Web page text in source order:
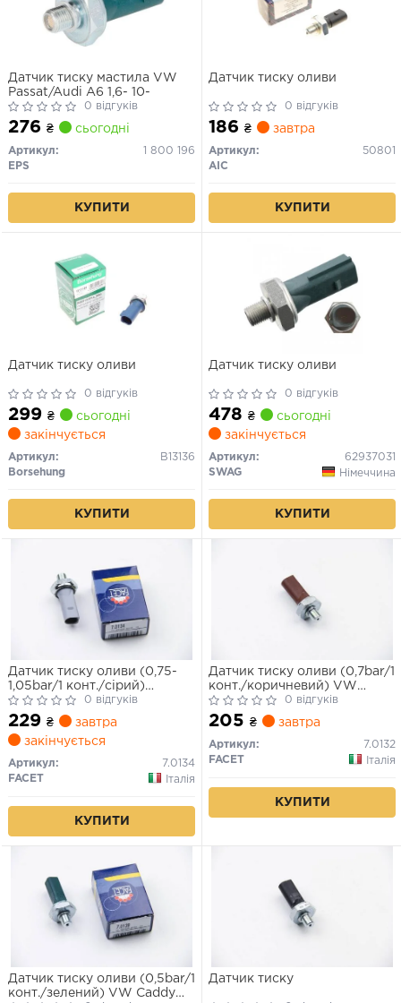
Датчик тиску мастила VW
Passat/Audi A6 1,6- 10-
0 відгуків
276 ₴ сьогодні
Артикул:
1 800 196
EPS
КУПИТИ
Датчик тиску оливи
0 відгуків
186 ₴ завтра
Артикул:
50801
AIC
КУПИТИ
Датчик тиску оливи
0 відгуків
299 ₴
сьогодні
закінчується
Артикул:
B13136
Borsehung
КУПИТИ
Датчик тиску оливи
0 відгуків
478 ₴
сьогодні
закінчується
Артикул:
62937031
SWAG
Німеччина
КУПИТИ
Датчик тиску оливи (0,75-
1,05bar/1 конт./сірий)
SUPERB/CADDY II 1.8-2.5D
95-08
0 відгуків
229 ₴
завтра
закінчується
Артикул:
7.0134
FACET
Італія
КУПИТИ
Датчик тиску оливи (0,7bar/1
конт./коричневий) VW
T4/Golf IV 1.2-2.5 TDI 92-10
0 відгуків
205 ₴ завтра
Артикул:
7.0132
FACET
Італія
КУПИТИ
Датчик тиску оливи (0,5bar/1
конт./зелений) VW Caddy
Датчик тиску